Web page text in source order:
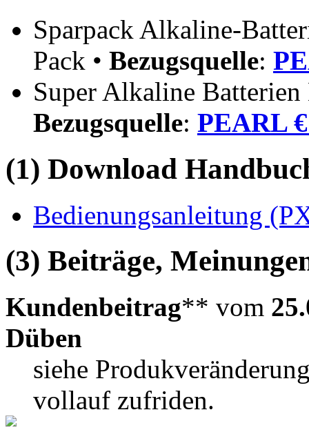
Sparpack Alkaline-
Pack • Bezugsquelle:
Super Alkaline
Bezugsquelle: PEARL
(1) Download
Bedienungsanleitung
(3) Beiträge,
Kundenbeitrag** vom
Düben
siehe
vollauf zufriden.